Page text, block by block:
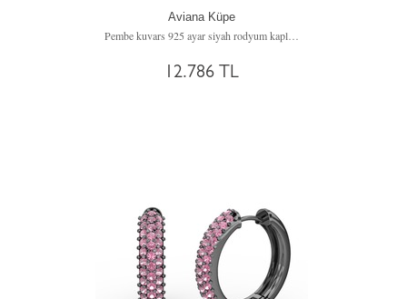
Aviana Küpe
Pembe kuvars 925 ayar siyah rodyum kaplama gümüş küpe
12.786 TL